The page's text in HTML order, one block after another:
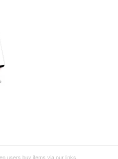
users buy items via our links.